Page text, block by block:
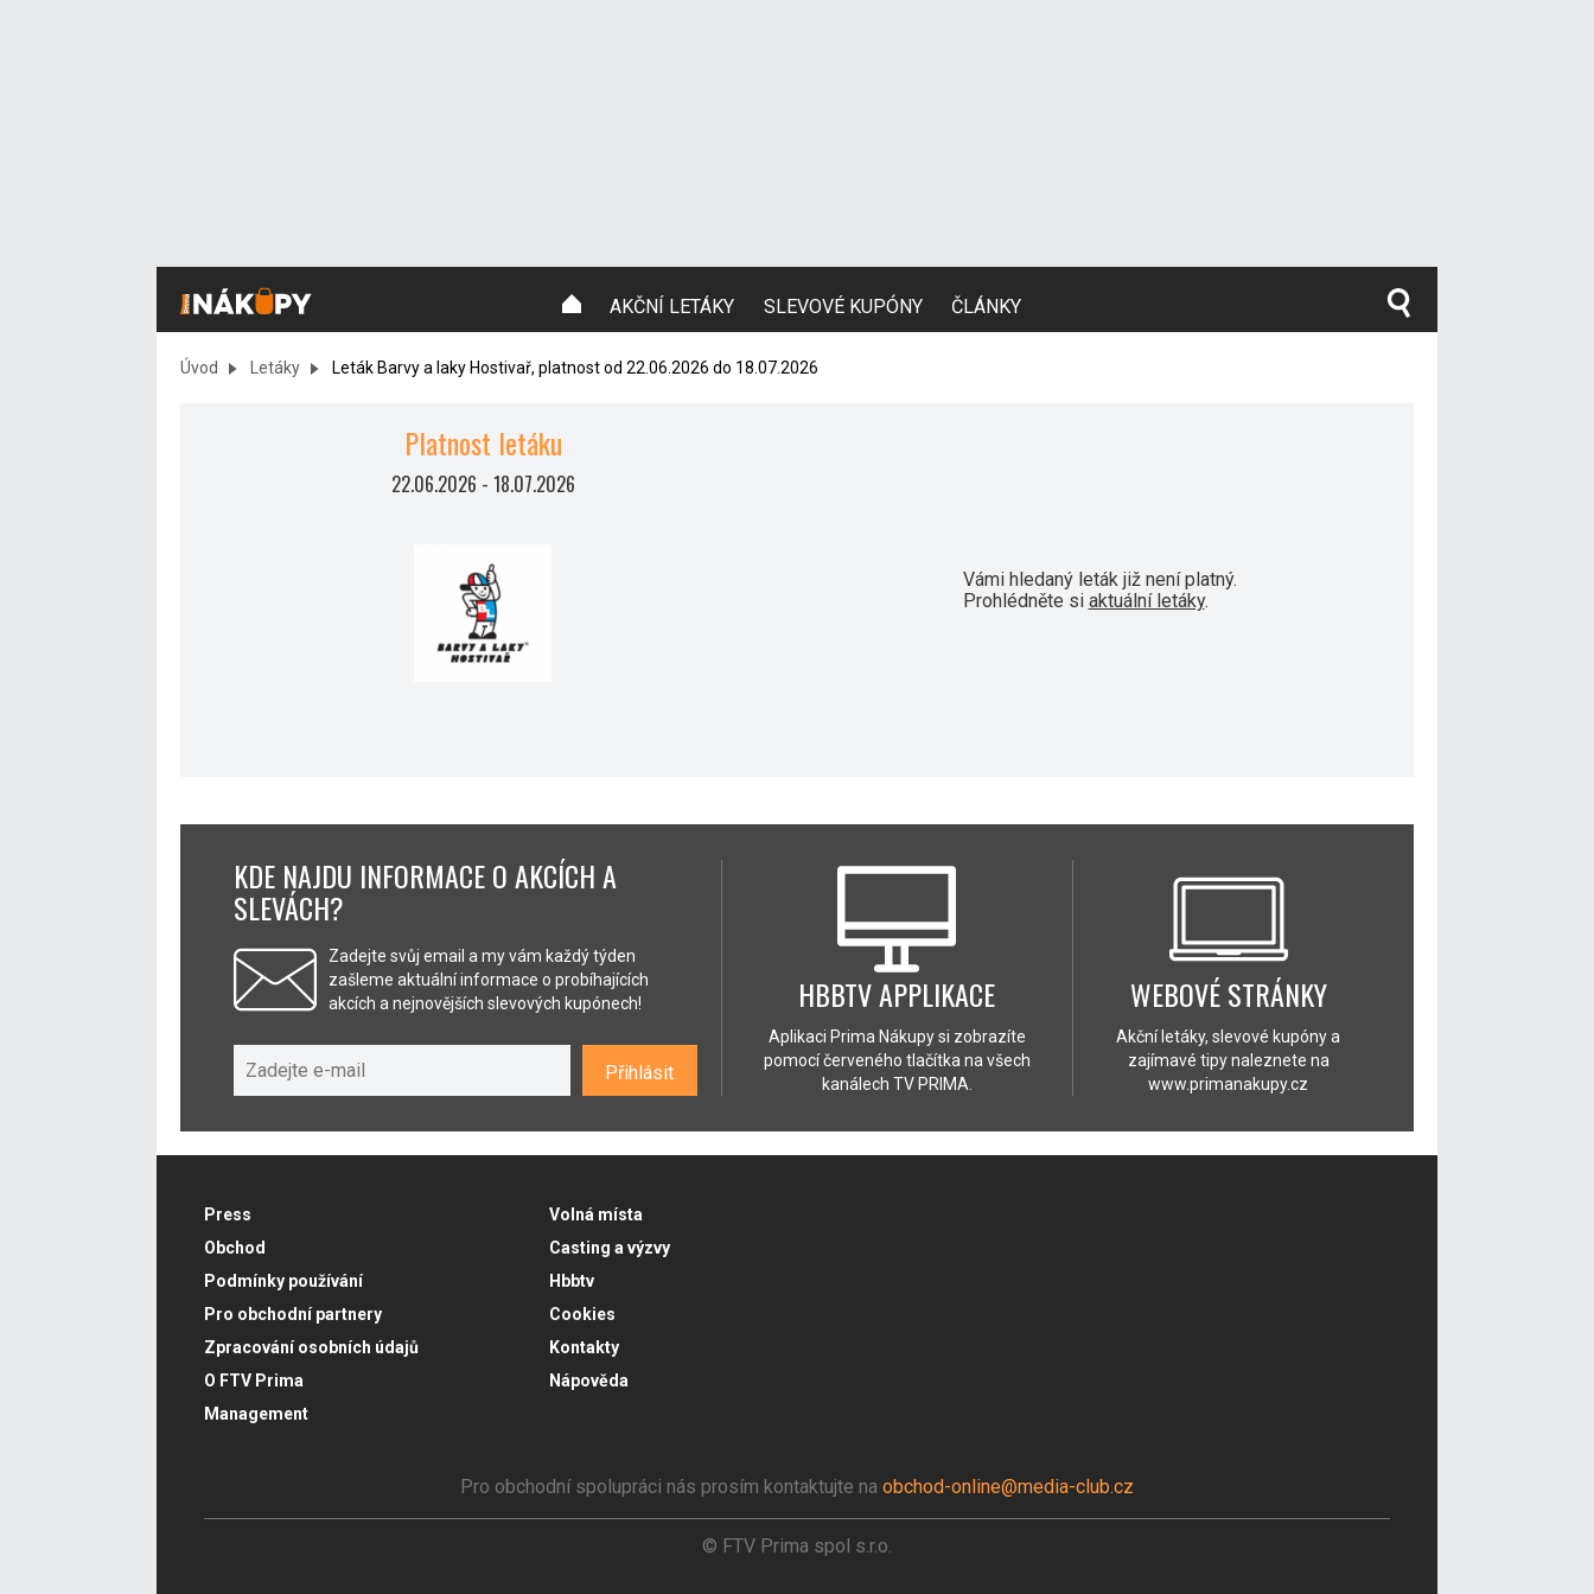
AKČNÍ LETÁKY SLEVOVÉ KUPÓNY ČLÁNKY
Úvod Letáky Leták Barvy a laky Hostivař, platnost od 22.06.2026 do 18.07.2026
Platnost letáku
22.06.2026 - 18.07.2026
Vámi hledaný leták již není platný.
Prohlédněte si aktuální letáky.
KDE NAJDU INFORMACE O AKCÍCH A
SLEVÁCH?
Zadejte svůj email a my vám každý týden
zašleme aktuální informace o probíhajících
akcích a nejnovějších slevových kupónech!
Přihlásit
HBBTV APPLIKACE
Aplikaci Prima Nákupy si zobrazíte
pomocí červeného tlačítka na všech
kanálech TV PRIMA.
WEBOVÉ STRÁNKY
Akční letáky, slevové kupóny a
zajímavé tipy naleznete na
www.primanakupy.cz
Press
Obchod
Podmínky používání
Pro obchodní partnery
Zpracování osobních údajů
O FTV Prima
Management
Volná místa
Casting a výzvy
Hbbtv
Cookies
Kontakty
Nápověda
Pro obchodní spolupráci nás prosím kontaktujte na obchod-online@media-club.cz
© FTV Prima spol s.r.o.